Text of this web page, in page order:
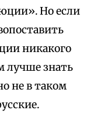
Но если
никакого
лучше знать
не в таком